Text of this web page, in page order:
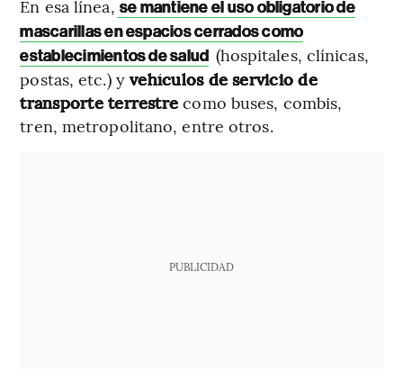
En esa línea, se mantiene el uso obligatorio de
mascarillas en espacios cerrados como
establecimientos de salud (hospitales, clínicas,
postas, etc.) yvehículos de servicio de
transporte terrestre como buses, combis,
tren, metropolitano, entre otros.
PUBLICIDAD